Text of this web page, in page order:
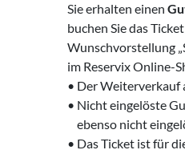
Sie erhalten einen
buchen Sie das
Wunschvorstellung
‍im Reservix Online-
• Der
‍• Nicht eingelöste
ebenso nicht
• Das Ticket ist für